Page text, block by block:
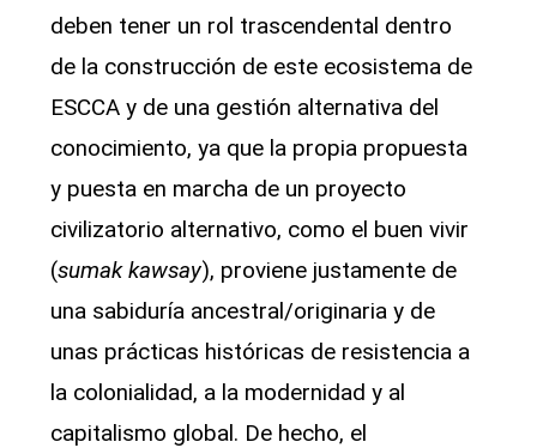
deben tener un rol trascendental dentro
de la construcción de este ecosistema de
ESCCA y de una gestión alternativa del
conocimiento, ya que la propia propuesta
y puesta en marcha de un proyecto
civilizatorio alternativo, como el buen vivir
(sumak kawsay), proviene justamente de
una sabiduría ancestral/originaria y de
unas prácticas históricas de resistencia a
la colonialidad, a la modernidad y al
capitalismo global. De hecho, el